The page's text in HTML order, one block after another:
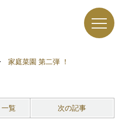
家庭菜園 第二弾 ！
一覧 次の記事